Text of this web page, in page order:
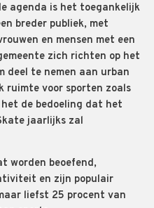
agenda is het toegankelijk
breder publiek, met
en mensen met een
zich richten op het
deel te nemen aan urban
ruimte voor sporten zoals
de bedoeling dat het
jaarlijks zal
worden beoefend,
en zijn populair
liefst 25 procent van